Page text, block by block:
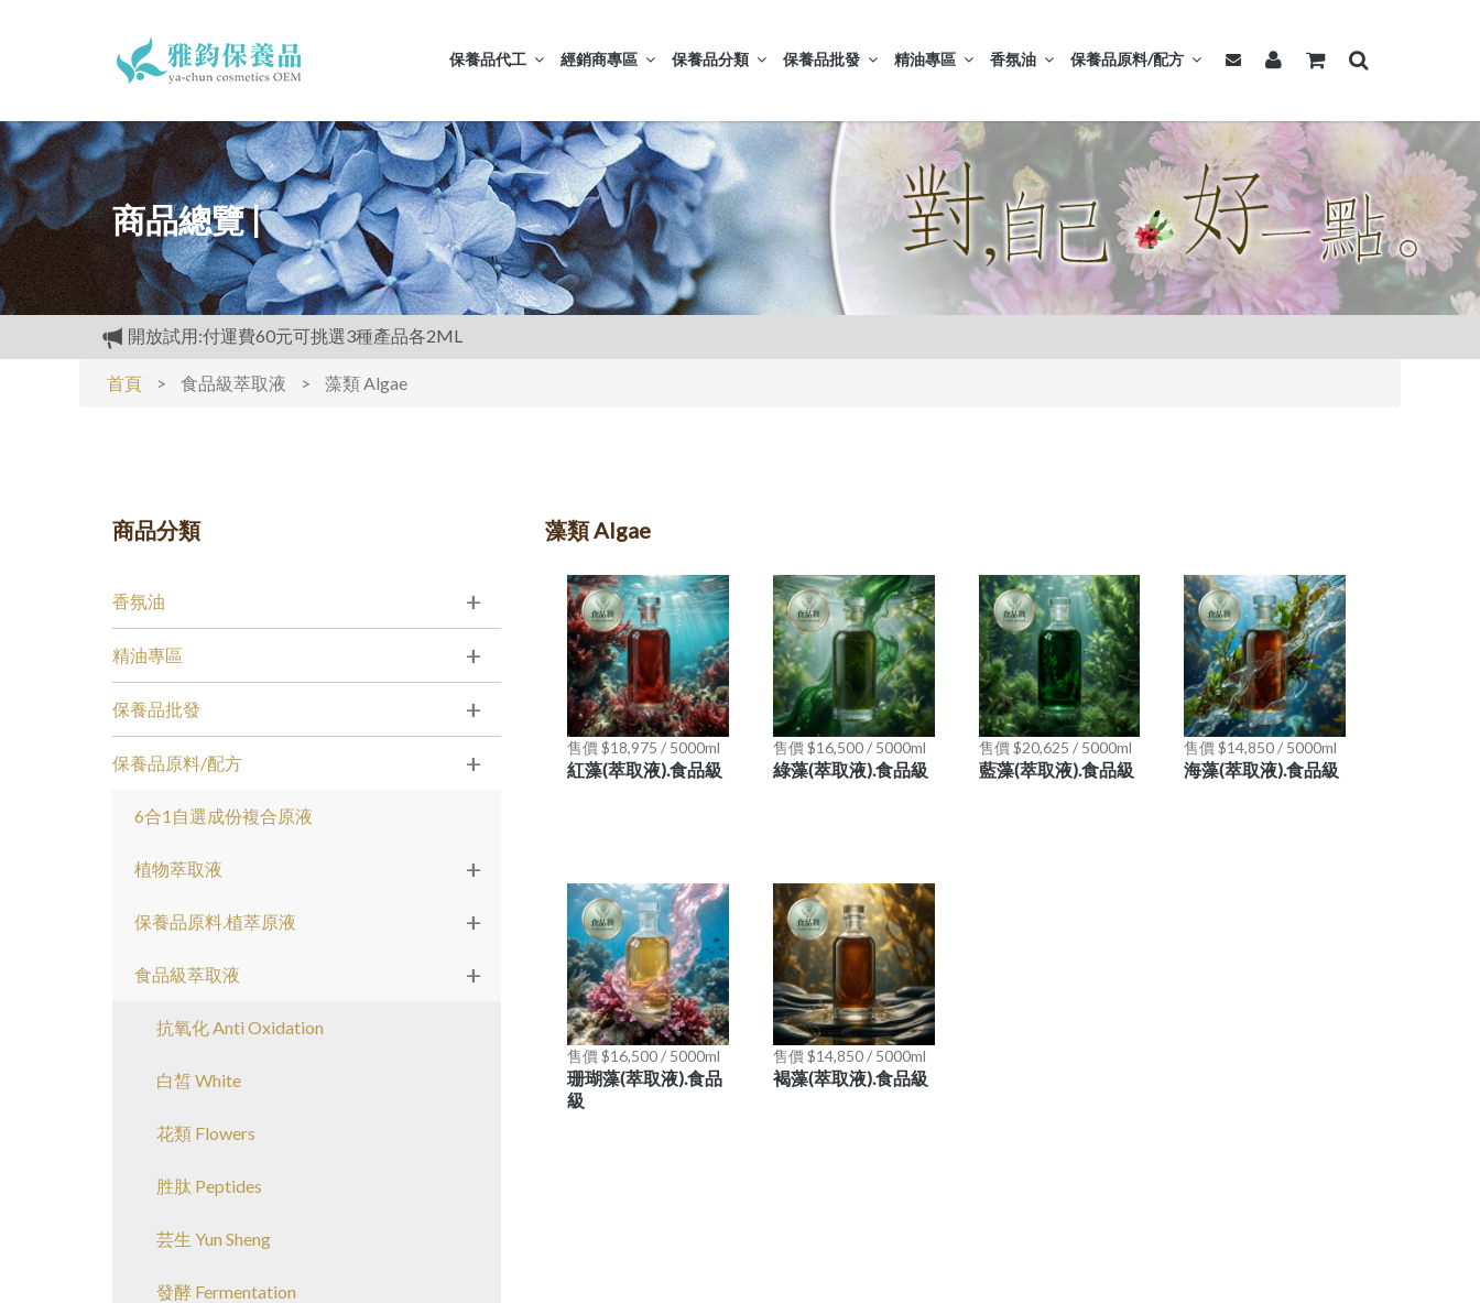
保養品代工 經銷商專區 保養品分類 保養品批發 精油專區 香氛油 保養品原料/配方
商品總覽 |
開放試用:付運費60元可挑選3種產品各2ML
滿3000元再送精美好禮
購物禮:送夏日涼感劑100cc.只能噴衣服.不要噴皮膚
首頁 > 食品級萃取液 > 藻類 Algae
商品分類
香氛油 +
精油專區 +
保養品批發 +
保養品原料/配方
6合1自選成份複合原液
植物萃取液 +
保養品原料.植萃原液 +
食品級萃取液
抗氧化 Anti Oxidation
白皙 White
花類 Flowers
胜肽 Peptides
芸生 Yun Sheng
發酵 Fermentation
+
+
藻類 Algae
售價 $18,975 / 5000ml
紅藻(萃取液).食品級
售價 $16,500 / 5000ml
綠藻(萃取液).食品級
售價 $20,625 / 5000ml
藍藻(萃取液).食品級
售價 $14,850 / 5000ml
海藻(萃取液).食品級
售價 $16,500 / 5000ml
珊瑚藻(萃取液).食品
級
售價 $14,850 / 5000ml
褐藻(萃取液).食品級